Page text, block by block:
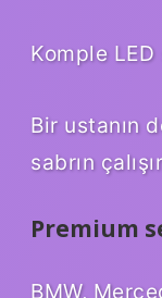
Komple
Bir ustanın
sabrın
Premium
BMW,